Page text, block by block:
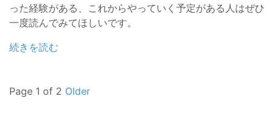
った経験がある、これからやっていく予定がある人はぜひ
一度読んでみてほしいです。
続きを読む
Page 1 of 2 Older